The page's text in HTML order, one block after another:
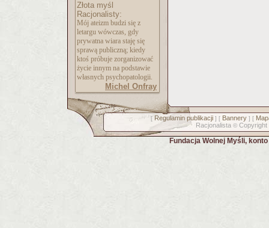
Złota myśl
Racjonalisty:
Mój ateizm budzi się z
letargu wówczas, gdy
prywatna wiara staję się
sprawą publiczną; kiedy
ktoś próbuje zorganizować
życie innym na podstawie
własnych psychopatologii.
Michel Onfray
[ Regulamin publikacji] [ Bannery] [
Racjonalista © Copyright
Fundacja Wolnej Myśli,